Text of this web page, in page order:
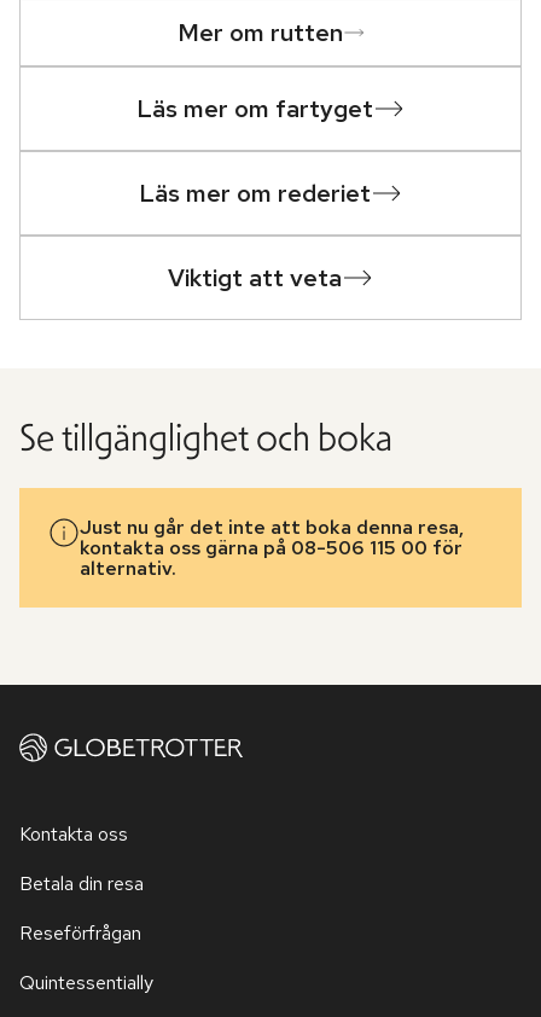
Mer om rutten
Läs mer om fartyget
Läs mer om rederiet
Viktigt att veta
Se tillgänglighet och boka
Just nu går det inte att boka denna resa,
kontakta oss gärna på 08-506 115 00 för
alternativ.
Kontakta oss
Betala din resa
Reseförfrågan
Quintessentially